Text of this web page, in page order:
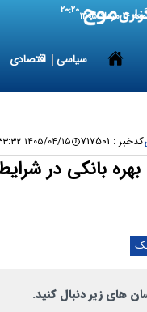
مرداد ۱۴۰۵ ۲۰:۲۰
سیاسی اقتصادی
کدخبر : ۷۱۷۵۰۱ ۱۴۰۵/۰۴/۱۵ ۰۹:۳۳:۳۲
بهره بانکی در
های زیر دنبال کنید.